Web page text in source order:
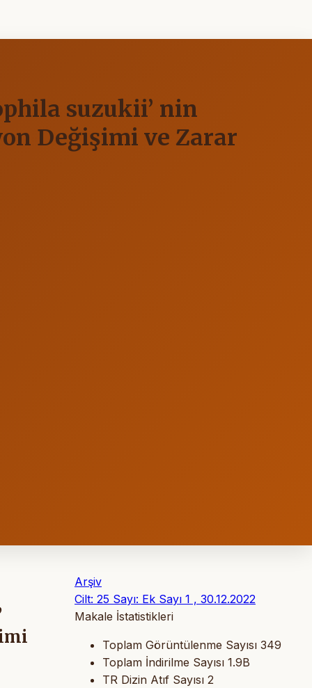
suzukii’ nin
Değişimi ve Zarar
Arşiv
Cilt: 25 Sayı: Ek Sayı 1 , 30.12.2022
Makale İstatistikleri
Toplam Görüntülenme Sayısı 349
Toplam İndirilme Sayısı 1.9B
TR Dizin Atıf Sayısı 2